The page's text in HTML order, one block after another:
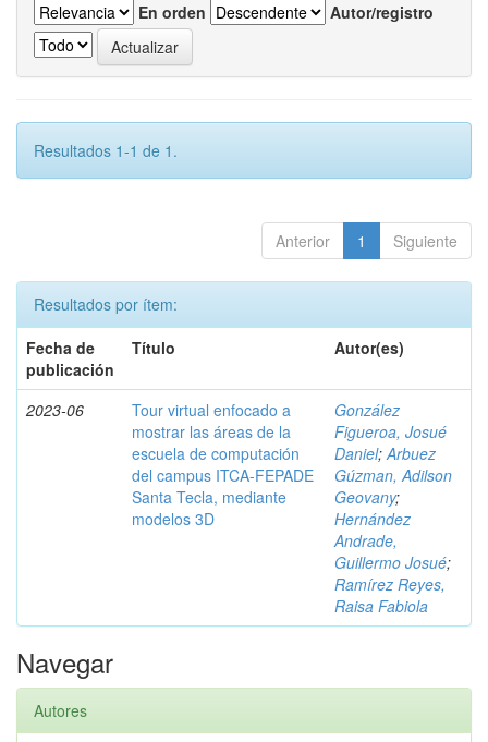
En orden
Autor/registro
Resultados 1-1 de 1.
Anterior 1 Siguiente
Resultados por ítem:
Fecha de
publicación
Título Autor(es)
2023-06
Tour virtual enfocado a
mostrar las áreas de la
escuela de computación
del campus ITCA-FEPADE
Santa Tecla, mediante
modelos 3D
González
Figueroa, Josué
Daniel;Arbuez
Gúzman, Adilson
Geovany;
Hernández
Andrade,
Guillermo Josué;
Ramírez Reyes,
Raisa Fabiola
Navegar
Autores